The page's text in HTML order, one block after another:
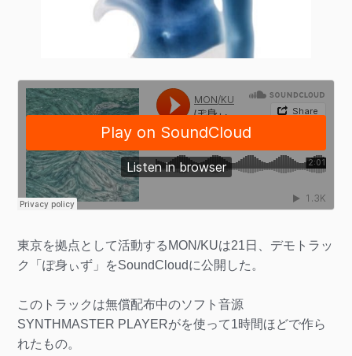
東京を拠点として活動するMON/KUは21日、デモトラッ
ク「ぽ身ぃず」をSoundCloudに公開した。
このトラックは無償配布中のソフト音源
SYNTHMASTER PLAYERがを使って1時間ほどで作ら
れたもの。